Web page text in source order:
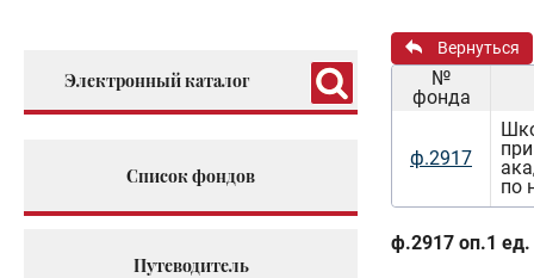
Электронный каталог
Список фондов
Путеводитель
Вернуться
№
фонда
ф.2917
по
ф.2917 оп.1 ед.